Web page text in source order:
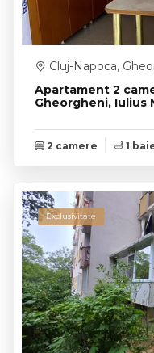
Apartament 2
Gheorgheni, Iulius
Cluj-Napoca,
2 camere 1
Exclusivitate